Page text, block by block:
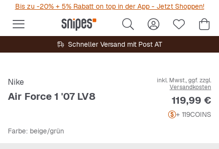
Bis zu -20% + 5% Rabatt on top in der App - Jetzt Shoppen!
Schneller Versand mit Post AT
Nike
Air Force 1 '07 LV8
inkl. Mwst., ggf. zzgl.
Versandkosten
Preis
119,99 €
+ 119COINS
Farbe: beige/grün